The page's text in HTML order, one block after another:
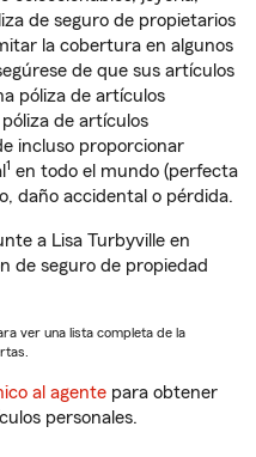
de seguro de propietarios
la cobertura en algunos
de que sus artículos
póliza de artículos
de artículos
incluso proporcionar
1 en todo el mundo (perfecta
daño accidental o pérdida.
a Lisa Turbyville en
de seguro de propiedad
ver una lista completa de la
al agente para obtener
personales.